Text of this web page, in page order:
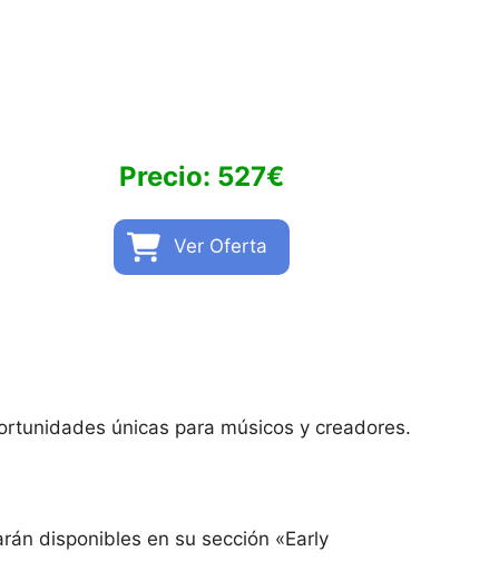
Precio: 527€
Ver Oferta
únicas para músicos y creadores.
disponibles en su sección «Early